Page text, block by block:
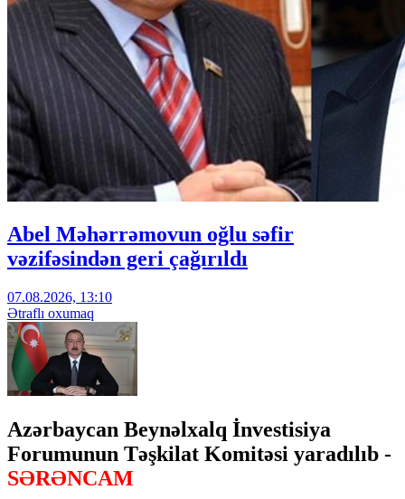
Abel Məhərrəmovun oğlu səfir
vəzifəsindən geri çağırıldı
07.08.2026, 13:10
Ətraflı oxumaq
Azərbaycan Beynəlxalq İnvestisiya
Forumunun Təşkilat Komitəsi yaradılıb -
SƏRƏNCAM